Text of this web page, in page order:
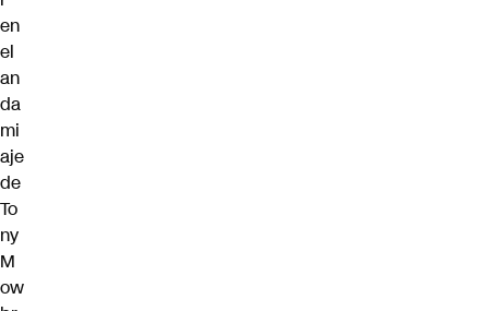
en
el
an
da
mi
aje
de
To
ny
M
ow